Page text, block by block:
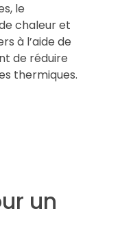
le
chaleur et
à l’aide de
de réduire
thermiques.
un